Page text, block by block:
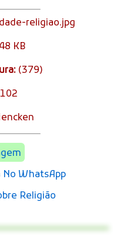
religiao.jpg
KB
(379)
No WhatsApp
Religião